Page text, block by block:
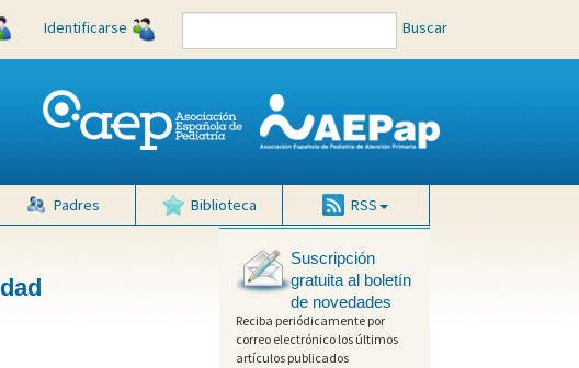
Identificarse Buscar
Padres Biblioteca RSS
Suscripción
gratuita al boletín
de novedades
Reciba periódicamente por
correo electrónico los últimos
artículos publicados